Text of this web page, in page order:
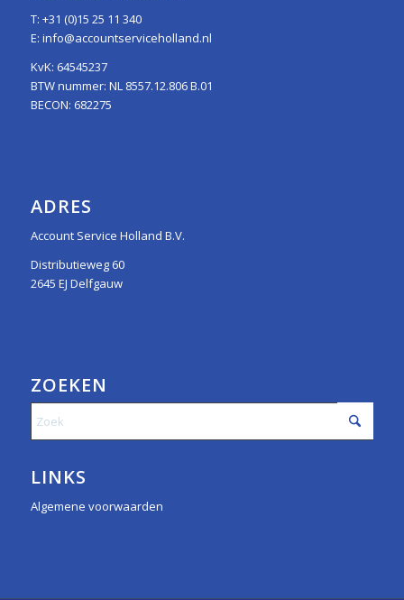
T: +31 (0)15 25 11 340
E: info@accountserviceholland.nl
KvK: 64545237
BTW nummer: NL 8557.12.806 B.01
BECON: 682275
ADRES
Account Service Holland B.V.
Distributieweg 60
2645 EJ Delfgauw
ZOEKEN
LINKS
Algemene voorwaarden